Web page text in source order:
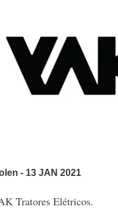
- 13 JAN 2021
Tratores Elétricos.